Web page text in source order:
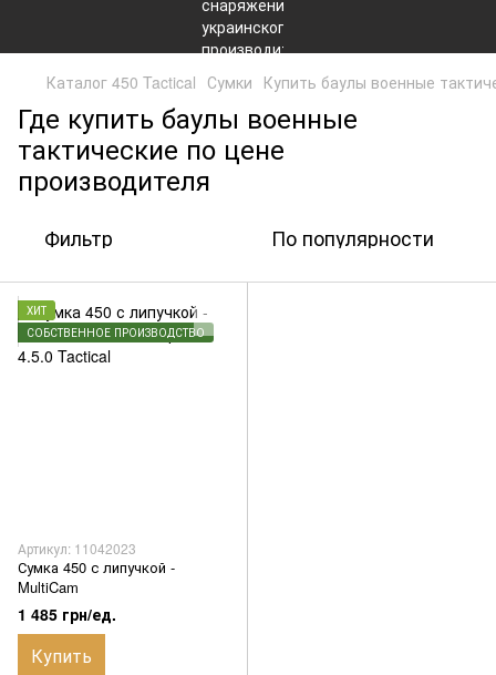
Каталог 450 Tactical Сумки Купить баулы военные
Где купить баулы военные
тактические по цене
производителя
Фильтр По популярности
ХИТ
СОБСТВЕННОЕ ПРОИЗВОДСТВО
Артикул: 11042023
Сумка 450 с липучкой -
MultiCam
1 485 грн/ед.
Купить